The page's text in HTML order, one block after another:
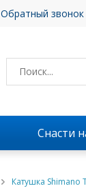
Обратный звонок
Снасти
Катушка Shimano